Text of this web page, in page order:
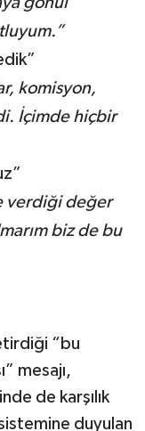
komisyon,
İçimde hiçbir
verdiği değer
biz de bu
“bu
mesajı,
de karşılık
duyulan